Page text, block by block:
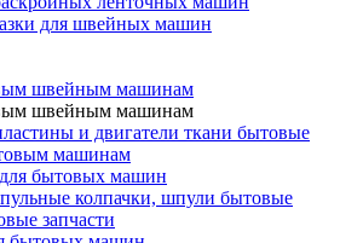
для швейных машин
швейным машинам
швейным машинам
и двигатели ткани бытовые
машинам
бытовых машин
колпачки, шпули бытовые
запчасти